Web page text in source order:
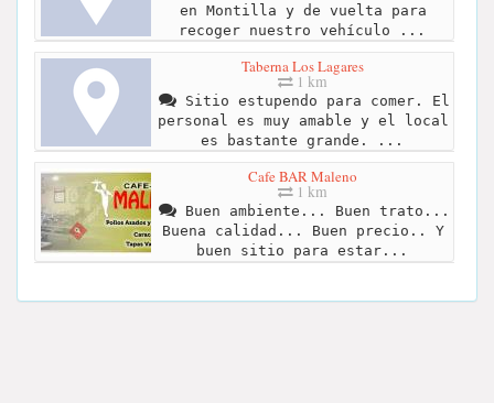
en Montilla y de vuelta para
recoger nuestro vehículo ...
Taberna Los Lagares
1 km
Sitio estupendo para comer. El
personal es muy amable y el local
es bastante grande. ...
Cafe BAR Maleno
1 km
Buen ambiente... Buen trato...
Buena calidad... Buen precio.. Y
buen sitio para estar...